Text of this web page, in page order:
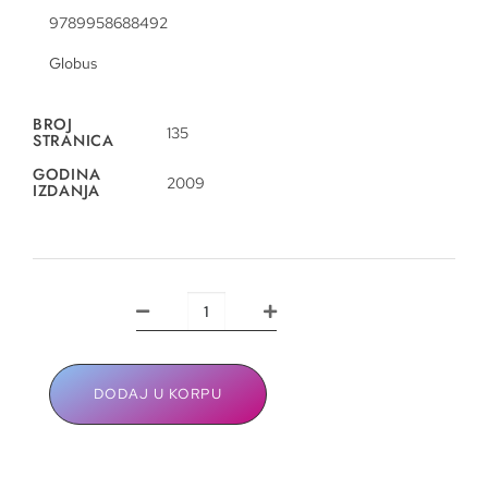
9789958688492
Globus
BROJ
STRANICA 135
GODINA
IZDANJA 2009
DODAJ U KORPU